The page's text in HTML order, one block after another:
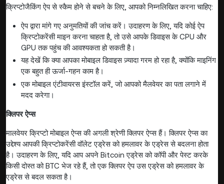
क्रिप्टोजैकिंग ऐप से स्कैम होने से बचने के लिए, आपको निम्नलिखित करना चाहिए:
ऐप द्वारा मांगे गए अनुमतियों की जांच करें। उदाहरण के लिए, यदि कोई ऐप
क्रिप्टोकरेंसी माइन करना चाहता है, तो उसे आपके डिवाइस के CPU और
GPU तक पहुंच की आवश्यकता हो सकती है।
यह देखें कि क्या आपका मोबाइल डिवाइस ज़्यादा गरम हो रहा है, क्योंकि माइनिंग
एक बहुत ही ऊर्जा-गहन काम है।
एक मोबाइल एंटीवायरस इंस्टॉल करें, जो आपको मैलवेयर का पता लगाने में
मदद करेगा।
क्लिपर ऐप्स
मालवेयर क्रिप्टो मोबाइल ऐप्स की अगली श्रेणी क्लिपर ऐप्स हैं। क्लिपर ऐप्स का
उद्देश्य आपकी क्रिप्टोकरेंसी वॉलेट एड्रेस को हमलावर के एड्रेस से बदलना होता
है। उदाहरण के लिए, यदि आप अपने Bitcoin एड्रेस को कॉपी और पेस्ट करके
किसी दोस्त को BTC भेज रहे हैं, तो एक क्लिपर ऐप उस एड्रेस को हमलावर के
एड्रेस से बदल सकता है।